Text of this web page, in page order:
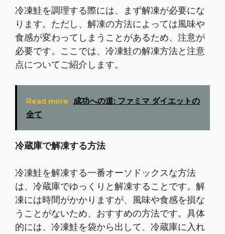
冷凍鮭を調理する際には、まず解凍が必要にな
ります。ただし、解凍の方法によっては風味や
食感が変わってしまうことがあるため、注意が
必要です。ここでは、冷凍鮭の解凍方法と注意
点についてご紹介します。
Read more 成功への道: ファミマ ダイエットの
全て
冷蔵庫で解凍する方法
冷凍鮭を解凍する一番オーソドックスな方法
は、冷蔵庫でゆっくりと解凍することです。解
凍には時間がかかりますが、風味や食感を損な
うことがないため、おすすめの方法です。具体
的には、冷凍鮭を袋から出して、冷蔵庫に入れ